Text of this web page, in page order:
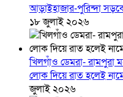
আড়াইহাজার-পুরিন্দা
১৮ জুলাই ২০২৬
খিলগাঁও ডেমরা-
লোক দিয়ে রাত হলেই
জুলাই ২০২৬